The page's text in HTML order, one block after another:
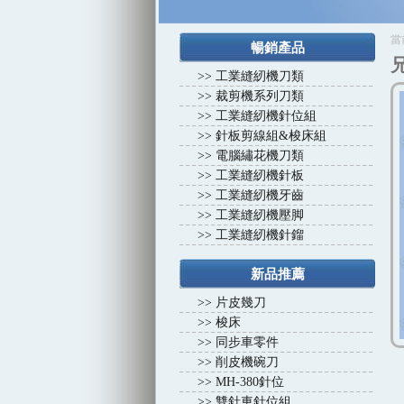
暢銷產品
>> 工業縫紉機刀類
>> 裁剪機系列刀類
>> 工業縫紉機針位組
>> 針板剪線組&梭床組
>> 電腦繡花機刀類
>> 工業縫紉機針板
>> 工業縫紉機牙齒
>> 工業縫紉機壓脚
>> 工業縫紉機針鎦
新品推薦
>> 片皮幾刀
>> 梭床
>> 同步車零件
>> 削皮機碗刀
>> MH-380針位
當